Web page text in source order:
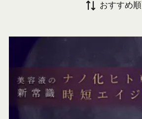
おすすめ順